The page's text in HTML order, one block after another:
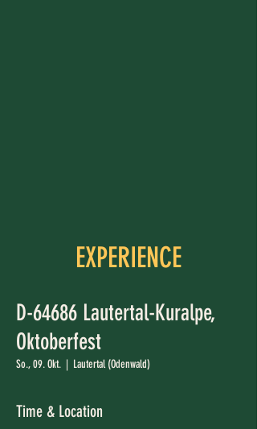
EXPERIENCE
D-64686 Lautertal-Kuralpe,
Oktoberfest
So., 09. Okt.
  |
Lautertal (Odenwald)
Time & Location